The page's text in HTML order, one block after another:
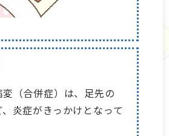
（合併症）は、足先の
炎症がきっかけとなって